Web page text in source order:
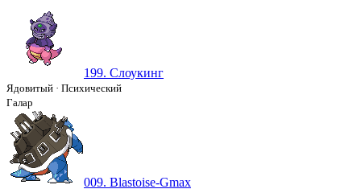
199. Слоукинг
Ядовитый · Психический
Галар
009. Blastoise-Gmax